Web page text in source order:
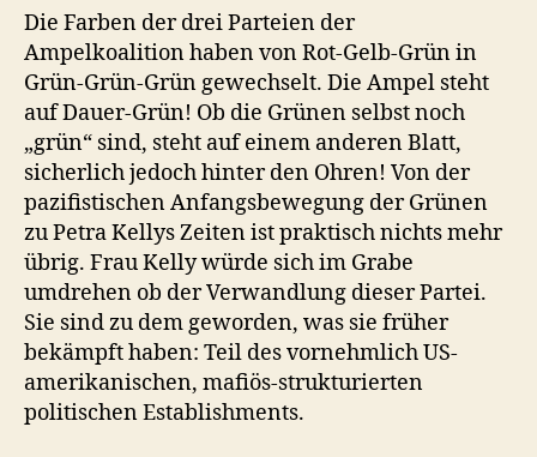
Die Farben der drei Parteien der
Ampelkoalition haben von Rot-Gelb-Grün in
Grün-Grün-Grün gewechselt. Die Ampel steht
auf Dauer-Grün! Ob die Grünen selbst noch
„grün“ sind, steht auf einem anderen Blatt,
sicherlich jedoch hinter den Ohren! Von der
pazifistischen Anfangsbewegung der Grünen
zu Petra Kellys Zeiten ist praktisch nichts mehr
übrig. Frau Kelly würde sich im Grabe
umdrehen ob der Verwandlung dieser Partei.
Sie sind zu dem geworden, was sie früher
bekämpft haben: Teil des vornehmlich US-
amerikanischen, mafiös-strukturierten
politischen Establishments.